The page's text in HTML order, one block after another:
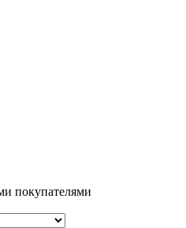
покупателями